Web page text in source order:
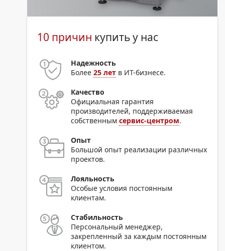
10 причин купить у нас
Надежность
Более25 лет в ИТ-бизнесе.
Качество
Официальная гарантия
производителей, поддерживаемая
собственнымсервис-центром.
Опыт
Большой опыт реализации различных
проектов.
Лояльность
Особые условия постоянным
клиентам.
Стабильность
Персональный менеджер,
закрепленный за каждым постоянным
клиентом.